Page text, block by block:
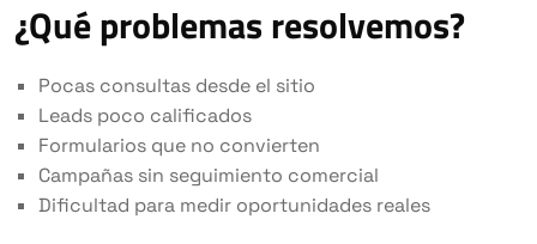
¿Qué problemas resolvemos?
Pocas consultas desde el sitio
Leads poco calificados
Formularios que no convierten
Campañas sin seguimiento comercial
Dificultad para medir oportunidades reales